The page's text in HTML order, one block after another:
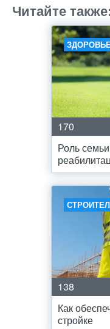
Читайте
170
Роль
138
Как
стройке